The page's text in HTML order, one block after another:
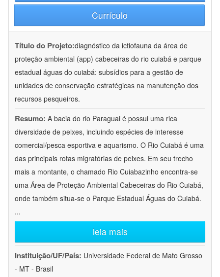
Currículo
Título do Projeto:diagnóstico da ictiofauna da área de
proteção ambiental (app) cabeceiras do rio cuiabá e parque
estadual águas do cuiabá: subsídios para a gestão de
unidades de conservação estratégicas na manutenção dos
recursos pesqueiros.
Resumo: A bacia do rio Paraguai é possui uma rica
diversidade de peixes, incluindo espécies de interesse
comercial/pesca esportiva e aquarismo. O Rio Cuiabá é uma
das principais rotas migratórias de peixes. Em seu trecho
mais a montante, o chamado Rio Cuiabazinho encontra-se
uma Área de Proteção Ambiental Cabeceiras do Rio Cuiabá,
onde também situa-se o Parque Estadual Águas do Cuiabá.
...
leia mais
Instituição/UF/País: Universidade Federal de Mato Grosso
- MT - Brasil